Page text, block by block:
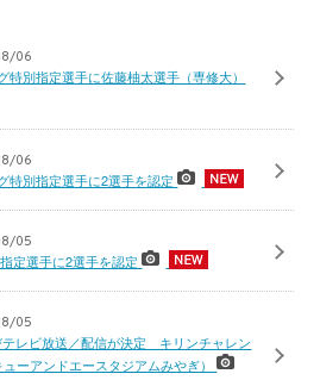
06
別指定選手に佐藤柚太選手（専修大）
06
特別指定選手に2選手を認定
05
定選手に2選手を認定
05
レビ放送／配信が決定 キリンチャレン
ーアンドエースタジアムみやぎ）